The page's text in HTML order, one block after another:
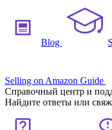
Blog
Selling on Amazon Guide
Справочный центр и
Найдите ответы или